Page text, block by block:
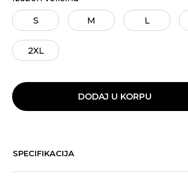
S M L
2XL
DODAJ U KORPU
SPECIFIKACIJA